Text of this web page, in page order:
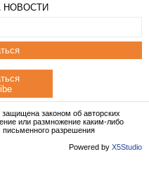
НОВОСТИ
законом об авторских
или размножение каким-либо
письменного разрешения
Powered by X5Studio